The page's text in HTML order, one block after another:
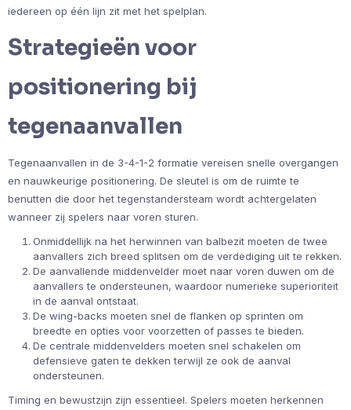
iedereen op één lijn zit met het spelplan.
Strategieën voor
positionering bij
tegenaanvallen
Tegenaanvallen in de 3-4-1-2 formatie vereisen snelle overgangen
en nauwkeurige positionering. De sleutel is om de ruimte te
benutten die door het tegenstandersteam wordt achtergelaten
wanneer zij spelers naar voren sturen.
Onmiddellijk na het herwinnen van balbezit moeten de twee
aanvallers zich breed splitsen om de verdediging uit te rekken.
De aanvallende middenvelder moet naar voren duwen om de
aanvallers te ondersteunen, waardoor numerieke superioriteit
in de aanval ontstaat.
De wing-backs moeten snel de flanken op sprinten om
breedte en opties voor voorzetten of passes te bieden.
De centrale middenvelders moeten snel schakelen om
defensieve gaten te dekken terwijl ze ook de aanval
ondersteunen.
Timing en bewustzijn zijn essentieel. Spelers moeten herkennen